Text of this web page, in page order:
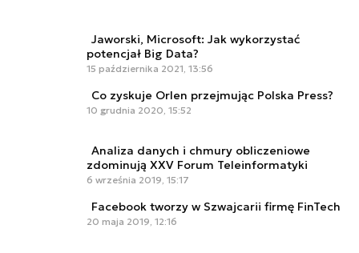
Jaworski, Microsoft: Jak wykorzystać
potencjał Big Data?
15 października 2021, 13:56
Co zyskuje Orlen przejmując Polska Press?
10 grudnia 2020, 15:52
Analiza danych i chmury obliczeniowe
zdominują XXV Forum Teleinformatyki
6 września 2019, 15:17
Facebook tworzy w Szwajcarii firmę FinTech
20 maja 2019, 12:16